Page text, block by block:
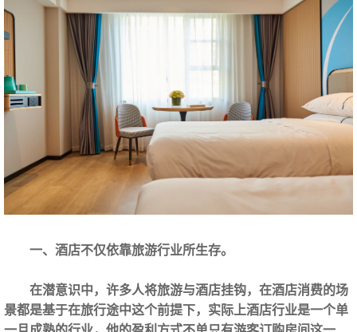
一、酒店不仅依靠旅游行业所生存。
在潜意识中，许多人将旅游与酒店挂钩，在酒店消费的场
景都是基于在旅行途中这个前提下，实际上酒店行业是一个单